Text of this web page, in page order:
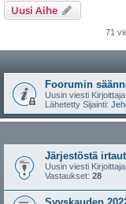
Uusi Aihe
71
Foorumin
Uusin viesti Kirjoittaja
Lähetetty Sijainti:
Järjestöstä
Uusin viesti Kirjoittaja
Vastaukset: 28